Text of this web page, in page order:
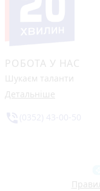
РОБОТА У НАС
Шукаєм таланти
Детальніше